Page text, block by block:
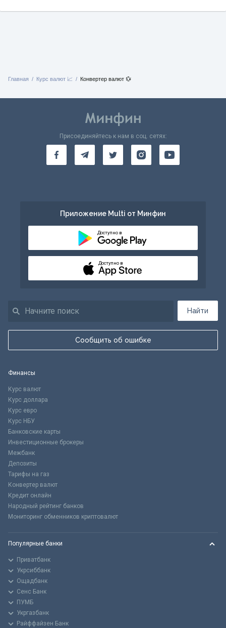
Главная Курс валют 📈 Конвертер валют 💱
Найти
Сообщить об ошибке
Присоединяйтесь к нам в соц. сетях:
Приложение Multi от Минфин
Доступно в
Доступно в
Финансы
Курс валют
Курс доллара
Курс евро
Курс НБУ
Банковские карты
Инвестиционные брокеры
Межбанк
Депозиты
Тарифы на газ
Конвертер валют
Кредит онлайн
Народный рейтинг банков
Мониторинг обменников криптовалют
Популярные банки
Приватбанк
Укрсиббанк
Ощадбанк
Сенс Банк
ПУМБ
Укргазбанк
Райффайзен Банк